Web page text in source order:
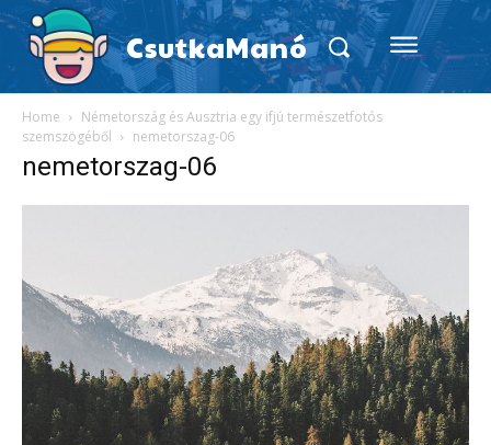
CsutkaManó
Home
Németország és Ausztria egy ifjú természetfotós
szemszögéből
nemetorszag-06
nemetorszag-06